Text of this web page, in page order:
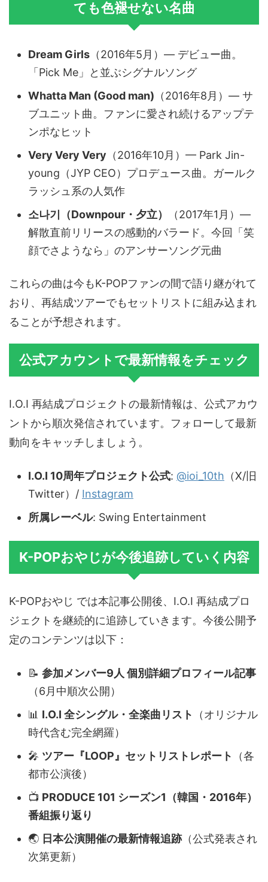
ても色褪せない名曲
Dream Girls （2016年5月）— デビュー曲。
「Pick Me」と並ぶシグナルソング
Whatta Man (Good man) （2016年8月）— サ
ブユニット曲。ファンに愛され続けるアップテ
ンポなヒット
Very Very Very （2016年10月）— Park Jin-
young（JYP CEO）プロデュース曲。ガールク
ラッシュ系の人気作
소나기（Downpour・夕立）
（2017年1月）—
解散直前リリースの感動的バラード。今回「笑
顔でさようなら」のアンサーソング元曲
これらの曲は今もK-POPファンの間で語り継がれて
おり、再結成ツアーでもセットリストに組み込まれ
ることが予想されます。
公式アカウントで最新情報をチェック
I.O.I 再結成プロジェクトの最新情報は、公式アカウ
ントから順次発信されています。フォローして最新
動向をキャッチしましょう。
I.O.I 10周年プロジェクト公式: @ioi_10th （X/旧
Twitter）/ Instagram
所属レーベル: Swing Entertainment
K-POPおやじが今後追跡していく内容
K-POPおやじ では本記事公開後、I.O.I 再結成プロ
ジェクトを継続的に追跡していきます。今後公開予
定のコンテンツは以下：
📝 参加メンバー9人 個別詳細プロフィール記事
（6月中順次公開）
📊 I.O.I 全シングル・全楽曲リスト
（オリジナル
時代含む完全網羅）
🎤 ツアー『LOOP』セットリストレポート
（各
都市公演後）
📺 PRODUCE 101 シーズン1（韓国・2016年）
番組振り返り
🌏 日本公演開催の最新情報追跡（公式発表され
次第更新）